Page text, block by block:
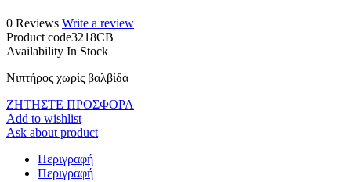
0 Reviews Write a review
Product code3218CB
Availability In Stock
Νιπτήρος χωρίς βαλβίδα
ΖΗΤΗΣΤΕ ΠΡΟΣΦΟΡΑ
Add to wishlist
Ask about product
Περιγραφή
Περιγραφή